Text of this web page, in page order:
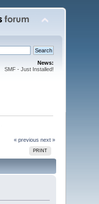
News:
SMF - Just Installed!
« previous next »
PRINT